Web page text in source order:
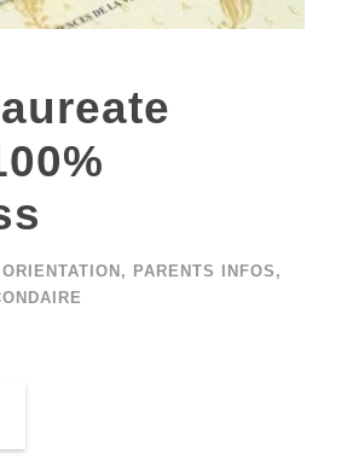
ORIENTATION, PARENTS INFOS ,